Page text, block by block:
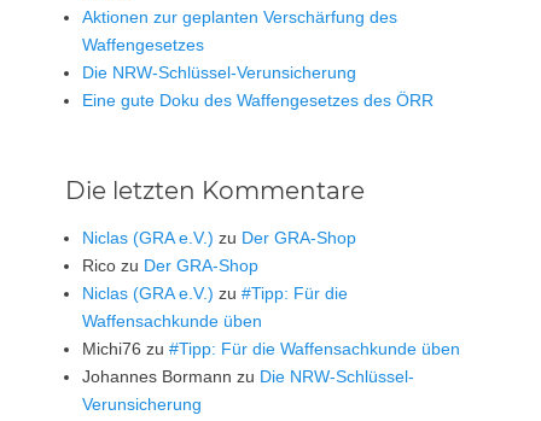
Aktionen zur geplanten Verschärfung des
Waffengesetzes
Die NRW-Schlüssel-Verunsicherung
Eine gute Doku des Waffengesetzes des ÖRR
Die letzten Kommentare
Niclas (GRA e.V.) zu Der GRA-Shop
Rico zu Der GRA-Shop
Niclas (GRA e.V.) zu #Tipp: Für die
Waffensachkunde üben
Michi76 zu #Tipp: Für die Waffensachkunde üben
Johannes Bormann zu Die NRW-Schlüssel-
Verunsicherung